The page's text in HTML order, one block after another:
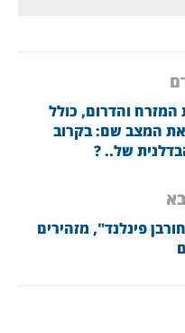
המזרח והדרום, כולל
המצב שם: בקרוב
של.. ?
פינלנד", מזהירים